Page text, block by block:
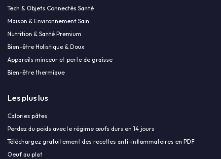
Tech & Objets Connectés Santé
Maison & Environnement Sain
Nutrition & Santé Premium
Bien-être Holistique & Doux
Appareils minceur et perte de graisse
Bien-être thermique
Les plus lus
Calories pâtes
Perdez du poids avec le régime œufs durs en 14 jours
Téléchargez gratuitement des recettes anti-inflammatoires en PDF
Oeuf au plat